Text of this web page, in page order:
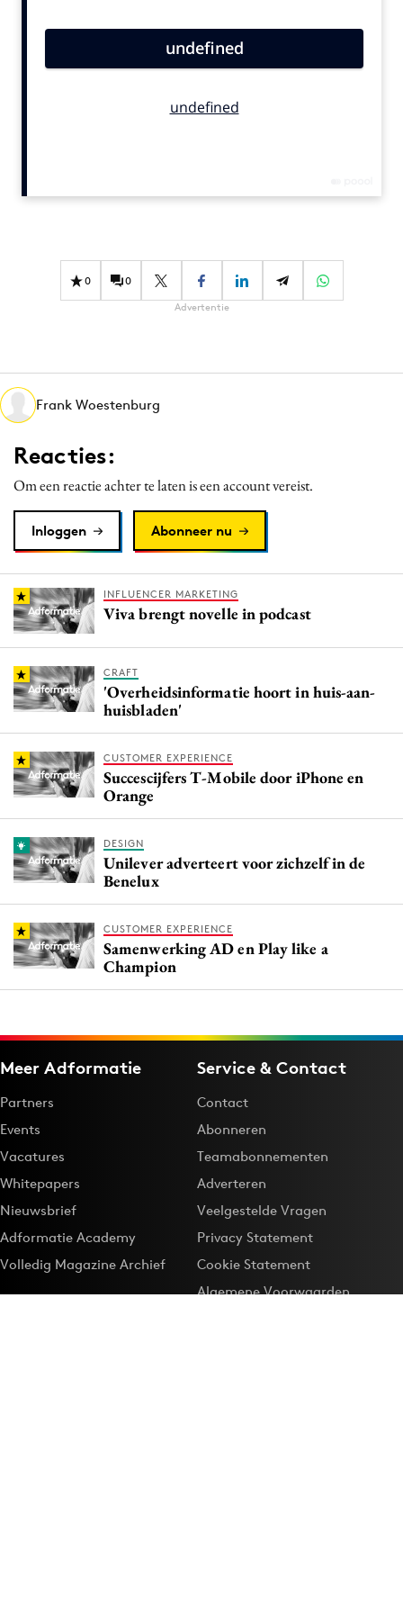
Carriere
Diversiteit
Interne communicatie
Martech
Media
Merkstrategie
PR
Purpose Marketing
Reputatie & crisis
0 0
Advertentie
Frank Woestenburg
Reacties:
Om een reactie achter te laten is een account vereist.
Inloggen Abonneer nu
INFLUENCER MARKETING
Viva brengt novelle in podcast
CRAFT
'Overheidsinformatie hoort in huis-aan-
huisbladen'
CUSTOMER EXPERIENCE
Succescijfers T-Mobile door iPhone en
Orange
DESIGN
Unilever adverteert voor zichzelf in de
Benelux
CUSTOMER EXPERIENCE
Samenwerking AD en Play like a
Champion
Meer Adformatie
Partners
Events
Vacatures
Whitepapers
Nieuwsbrief
Adformatie Academy
Volledig Magazine Archief
Service & Contact
Contact
Abonneren
Teamabonnementen
Adverteren
Veelgestelde Vragen
Privacy Statement
Cookie Statement
Algemene Voorwaarden